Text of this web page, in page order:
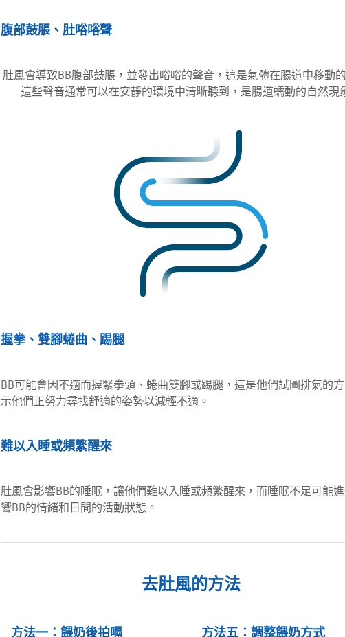
腹部鼓脹、肚唂唂聲
肚風會導致BB腹部鼓脹，並發出唂唂的聲音，這是氣體在腸道中移動
這些聲音通常可以在安靜的環境中清晰聽到，是腸道蠕動的自然現
握拳、雙腳蜷曲、踢腿
BB可能會因不適而握緊拳頭、蜷曲雙腳或踢腿，這是他們試圖排氣的
示他們正努力尋找舒適的姿勢以減輕不適。
難以入睡或頻繁醒來
肚風會影響BB的睡眠，讓他們難以入睡或頻繁醒來，而睡眠不足可能
響BB的情緒和日間的活動狀態。
去肚風的方法
方法一：餵奶後拍嗝 方法五：調整餵奶方式